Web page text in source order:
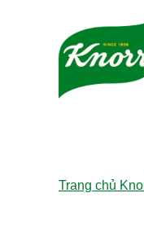
Skip to:
Trang chủ